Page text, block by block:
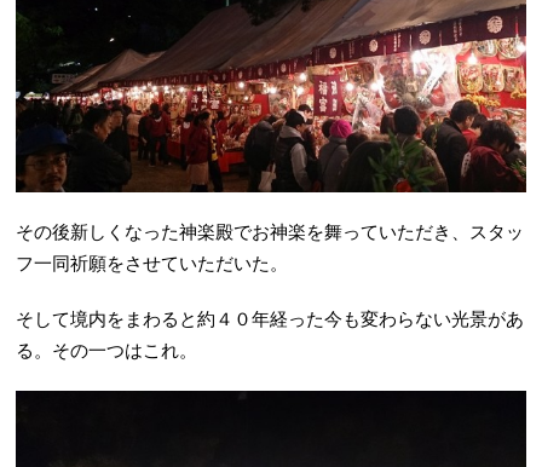
その後新しくなった神楽殿でお神楽を舞っていただき、スタッ
フ一同祈願をさせていただいた。
そして境内をまわると約４０年経った今も変わらない光景があ
る。その一つはこれ。